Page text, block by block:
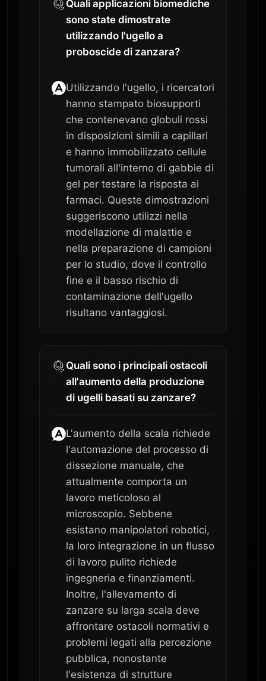
Quali applicazioni biomediche
sono state dimostrate
utilizzando l'ugello a
proboscide di zanzara?
Utilizzando l'ugello, i ricercatori
hanno stampato biosupporti
che contenevano globuli rossi
in disposizioni simili a capillari
e hanno immobilizzato cellule
tumorali all'interno di gabbie di
gel per testare la risposta ai
farmaci. Queste dimostrazioni
suggeriscono utilizzi nella
modellazione di malattie e
nella preparazione di campioni
per lo studio, dove il controllo
fine e il basso rischio di
contaminazione dell'ugello
risultano vantaggiosi.
Quali sono i principali ostacoli
all'aumento della produzione
di ugelli basati su zanzare?
L'aumento della scala richiede
l'automazione del processo di
dissezione manuale, che
attualmente comporta un
lavoro meticoloso al
microscopio. Sebbene
esistano manipolatori robotici,
la loro integrazione in un flusso
di lavoro pulito richiede
ingegneria e finanziamenti.
Inoltre, l'allevamento di
zanzare su larga scala deve
affrontare ostacoli normativi e
problemi legati alla percezione
pubblica, nonostante
l'esistenza di strutture